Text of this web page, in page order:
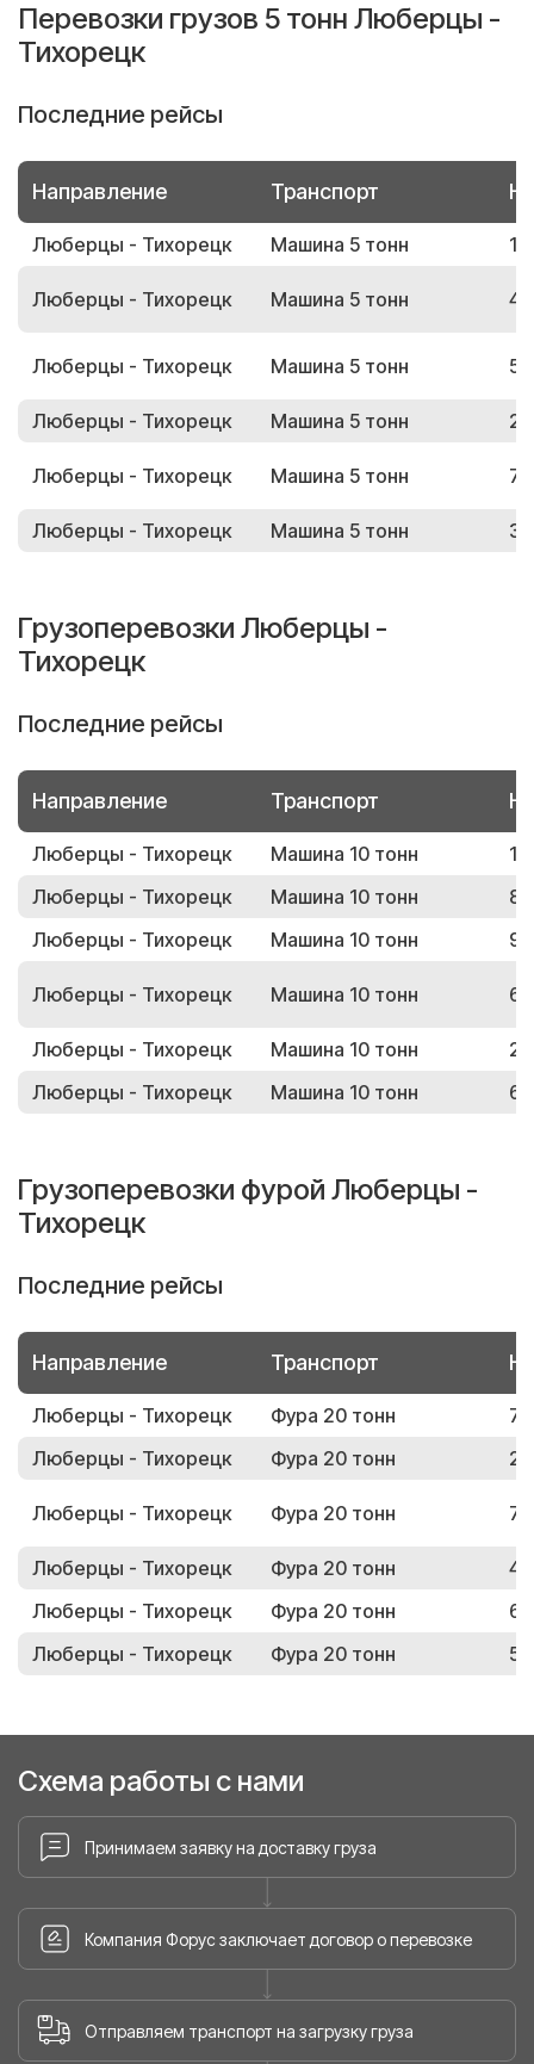
Перевозки грузов 5 тонн Люберцы -
Тихорецк
Последние рейсы
Направление Транспорт
Люберцы - Тихорецк Машина 5 тонн
Люберцы - Тихорецк Машина 5 тонн
Люберцы - Тихорецк Машина 5 тонн
Люберцы - Тихорецк Машина 5 тонн
Люберцы - Тихорецк Машина 5 тонн
Люберцы - Тихорецк Машина 5 тонн
Грузоперевозки Люберцы -
Тихорецк
Последние рейсы
Направление Транспорт
Люберцы - Тихорецк Машина 10 тонн
Люберцы - Тихорецк
Машина 10 тонн
Люберцы - Тихорецк
Машина 10 тонн
Люберцы - Тихорецк Машина 10 тонн
Люберцы - Тихорецк Машина 10 тонн
Люберцы - Тихорецк
Машина 10 тонн
Грузоперевозки фурой Люберцы -
Тихорецк
Последние рейсы
Направление Транспорт
Люберцы - Тихорецк Фура 20 тонн
Люберцы - Тихорецк
Фура 20 тонн
Люберцы - Тихорецк Фура 20 тонн
Люберцы - Тихорецк Фура 20 тонн
Люберцы - Тихорецк
Фура 20 тонн
Люберцы - Тихорецк
Фура 20 тонн
Схема работы с нами
Принимаем заявку на доставку груза
Компания Форус заключает договор о перевозке
Отправляем транспорт на загрузку груза